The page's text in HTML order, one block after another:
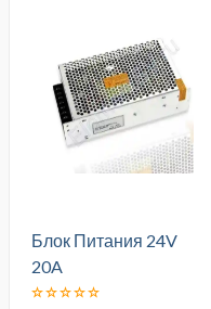
Блок Питания 24V
20A